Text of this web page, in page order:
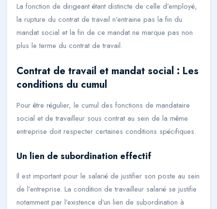
La fonction de dirigeant étant distincte de celle d’employé,
la rupture du contrat de travail n’entraine pas la fin du
mandat social et la fin de ce mandat ne marque pas non
plus le terme du contrat de travail.
Contrat de travail et mandat social : Les
conditions du cumul
Pour être régulier, le cumul des fonctions de mandataire
social et de travailleur sous contrat au sein de la même
entreprise doit respecter certaines conditions spécifiques.
Un lien de subordination effectif
Il est important pour le salarié de justifier son poste au sein
de l’entreprise. La condition de travailleur salarié se justifie
notamment par l’existence d’un lien de subordination à